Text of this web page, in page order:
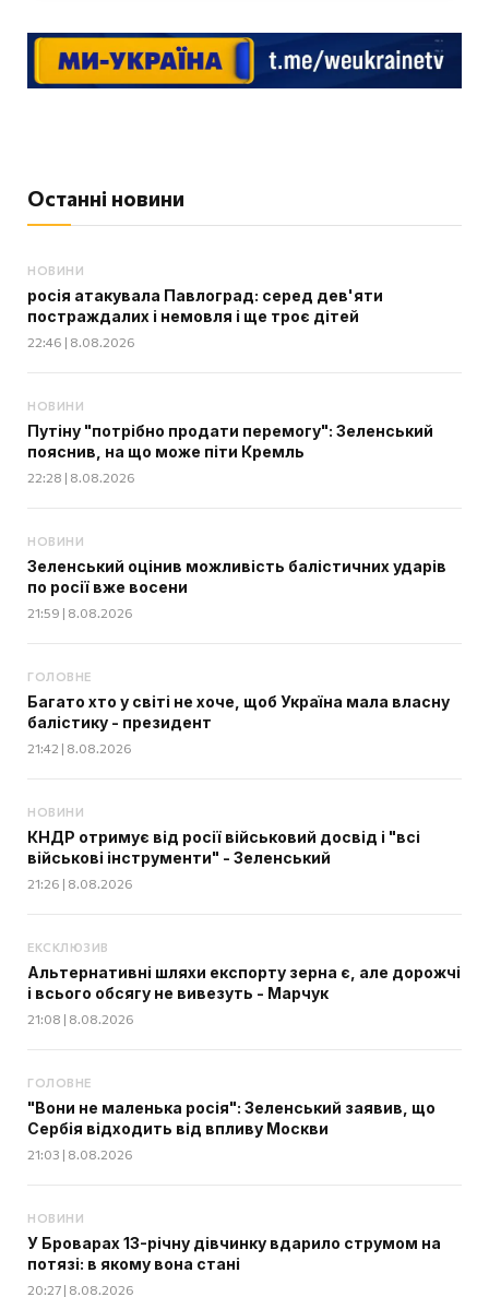
Останні новини
НОВИНИ
росія атакувала Павлоград: серед дев'яти
постраждалих і немовля і ще троє дітей
22:46 | 8.08.2026
НОВИНИ
Путіну "потрібно продати перемогу": Зеленський
пояснив, на що може піти Кремль
22:28 | 8.08.2026
НОВИНИ
Зеленський оцінив можливість балістичних ударів
по росії вже восени
21:59 | 8.08.2026
ГОЛОВНЕ
Багато хто у світі не хоче, щоб Україна мала власну
балістику - президент
21:42 | 8.08.2026
НОВИНИ
КНДР отримує від росії військовий досвід і "всі
військові інструменти" - Зеленський
21:26 | 8.08.2026
ЕКСКЛЮЗИВ
Альтернативні шляхи експорту зерна є, але дорожчі
і всього обсягу не вивезуть - Марчук
21:08 | 8.08.2026
ГОЛОВНЕ
"Вони не маленька росія": Зеленський заявив, що
Сербія відходить від впливу Москви
21:03 | 8.08.2026
НОВИНИ
У Броварах 13-річну дівчинку вдарило струмом на
потязі: в якому вона стані
20:27 | 8.08.2026